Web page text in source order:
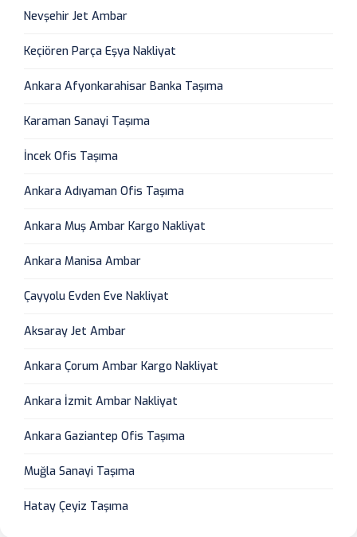
Nevşehir Jet Ambar
Keçiören Parça Eşya Nakliyat
Ankara Afyonkarahisar Banka Taşıma
Karaman Sanayi Taşıma
İncek Ofis Taşıma
Ankara Adıyaman Ofis Taşıma
Ankara Muş Ambar Kargo Nakliyat
Ankara Manisa Ambar
Çayyolu Evden Eve Nakliyat
Aksaray Jet Ambar
Ankara Çorum Ambar Kargo Nakliyat
Ankara İzmit Ambar Nakliyat
Ankara Gaziantep Ofis Taşıma
Muğla Sanayi Taşıma
Hatay Çeyiz Taşıma